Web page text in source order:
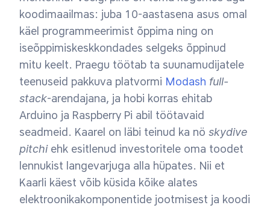
koodimaailmas: juba 10-aastasena asus omal
käel programmeerimist õppima ning on
iseõppimiskeskkondades selgeks õppinud
mitu keelt. Praegu töötab ta suunamudijatele
teenuseid pakkuva platvormi Modash full-
stack-arendajana, ja hobi korras ehitab
Arduino ja Raspberry Pi abil töötavaid
seadmeid. Kaarel on läbi teinud ka nö skydive
pitchiehk esitlenud investoritele oma toodet
lennukist langevarjuga alla hüpates. Nii et
Kaarli käest võib küsida kõike alates
elektroonikakomponentide jootmisest ja koodi